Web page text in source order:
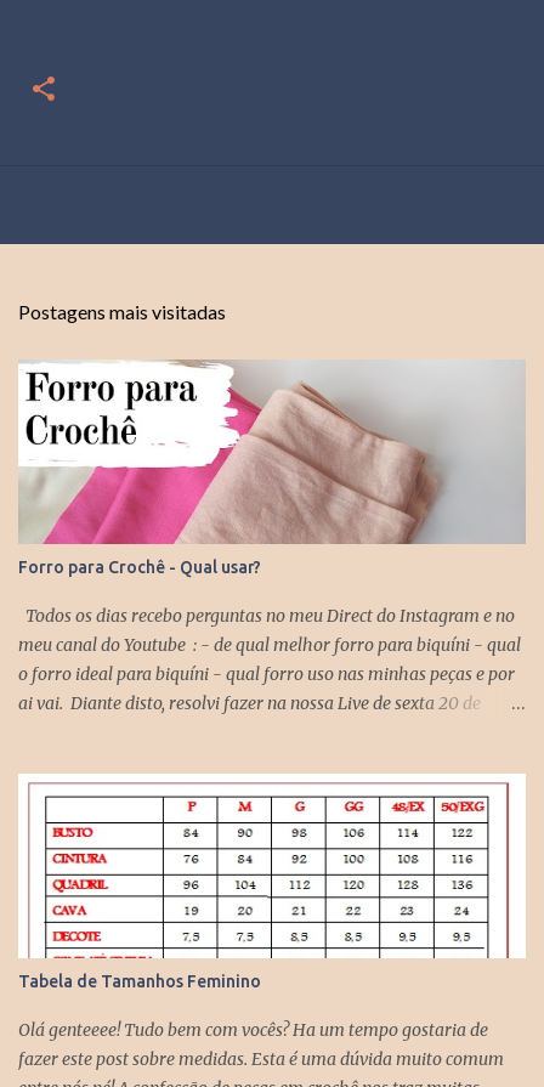
Postagens mais visitadas
Forro para Crochê - Qual usar?
Todos os dias recebo perguntas no meu Direct do Instagram e no
meu canal do Youtube : - de qual melhor forro para biquíni - qual
o forro ideal para biquíni - qual forro uso nas minhas peças e por
ai vai. Diante disto, resolvi fazer na nossa Live de sexta 20 de
muito feliz em ter sua presença comigo. AQUI Basicamente
falamos sobre: Forro de Poliamida: ideal para biquíni porque não
retém água, é um tecido super leve ( similar a uma meia de
compressão) e que é usada em qualquer modelo de biquíni seja ele
de crochê ou de lycra. este tecido estica nos dois sentido. Forro
Helanquinha ou Helanca Light: o que eu uso em minhas peças de
crochê como top, cropped, saia, vestidos etc. Este tecido estica
somente em um sentido. Então é isso pessoal, amei conversar com
vocês hoje, mesmo que por pouco tempo, mas eu gosto muito de
interagir, bater papo, ...
Tabela de Tamanhos Feminino
Olá genteeee! Tudo bem com vocês? Ha um tempo gostaria de
fazer este post sobre medidas. Esta é uma dúvida muito comum